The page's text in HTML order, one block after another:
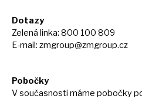
Dotazy
Zelená linka: 800 100 809
E-mail: zmgroup@zmgroup.cz
Pobočky
V současnosti máme pobočky